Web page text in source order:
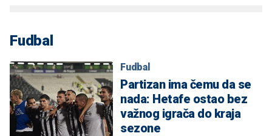
Fudbal
Fudbal
Partizan ima čemu da se
nada: Hetafe ostao bez
važnog igrača do kraja
sezone